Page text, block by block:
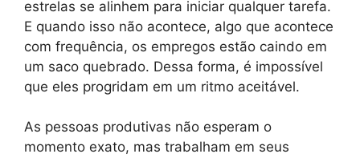
estrelas se alinhem para iniciar qualquer tarefa.
E quando isso não acontece, algo que acontece
com frequência, os empregos estão caindo em
um saco quebrado. Dessa forma, é impossível
que eles progridam em um ritmo aceitável.
As pessoas produtivas não esperam o
momento exato, mas trabalham em seus